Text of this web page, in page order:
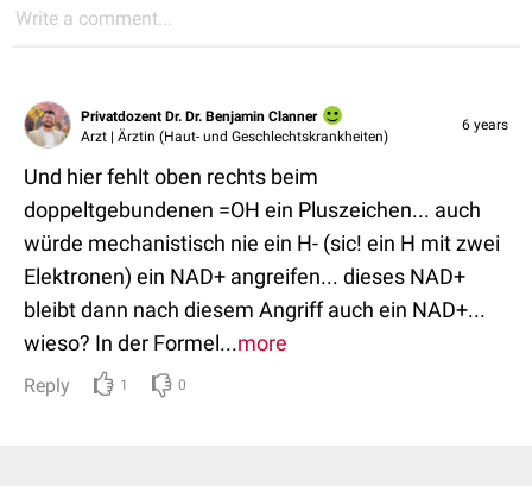
Write a comment...
Privatdozent Dr. Dr. Benjamin Clanner
Arzt | Ärztin (Haut- und Geschlechtskrankheiten)
6 years
Und hier fehlt oben rechts beim
doppeltgebundenen =OH ein Pluszeichen... auch
würde mechanistisch nie ein H- (sic! ein H mit zwei
Elektronen) ein NAD+ angreifen... dieses NAD+
bleibt dann nach diesem Angriff auch ein NAD+...
wieso? In der Formel...more
Reply 1 0